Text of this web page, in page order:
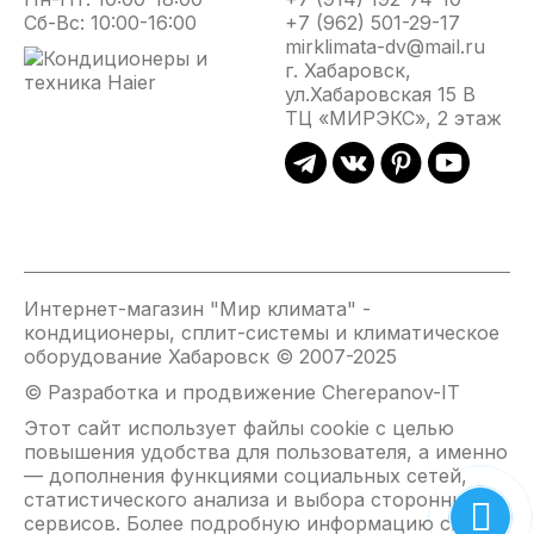
Сб-Вс: 10:00-16:00
+7 (962) 501-29-17
mirklimata-dv@mail.ru
г. Хабаровск,
ул.Хабаровская 15 В
ТЦ «МИРЭКС», 2 этаж
Интернет-магазин "Мир климата" -
кондиционеры, сплит-системы и климатическое
оборудование Хабаровск © 2007-2025
© Разработка и продвижение Cherepanov-IT
Этот сайт использует файлы cookie с целью
повышения удобства для пользователя, а именно
— дополнения функциями социальных сетей,
статистического анализа и выбора сторонних
сервисов. Более подробную информацию см. на